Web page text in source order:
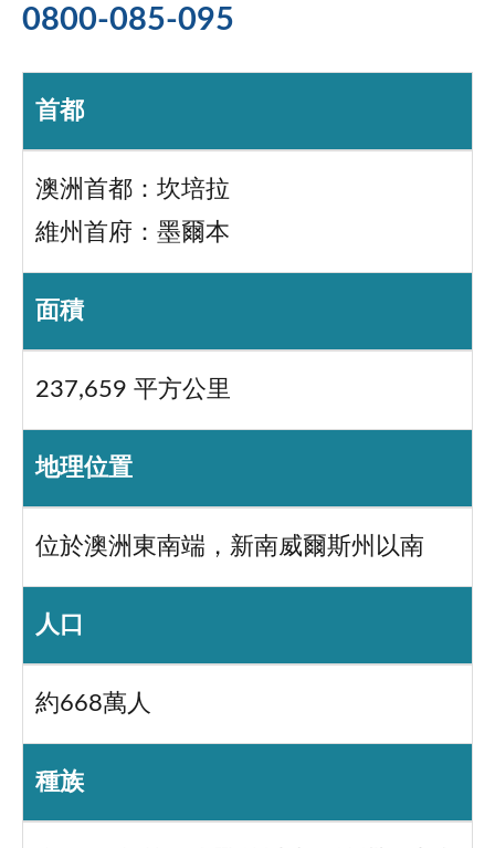
0800-085-095
首都
澳洲首都：坎培拉
維州首府：墨爾本
面積
237,659 平方公里
地理位置
位於澳洲東南端，新南威爾斯州以南
人口
約668萬人
種族